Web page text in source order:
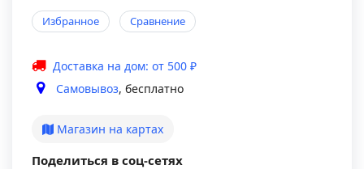
Избранное Сравнение
Доставка на дом: от 500 ₽
Самовывоз, бесплатно
Магазин на картах
Поделиться в соц-сетях